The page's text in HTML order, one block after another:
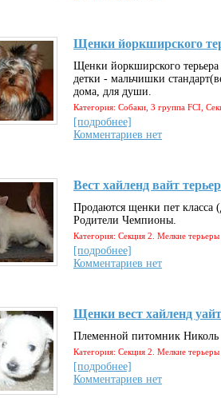
Щенки йоркширского
Щенки йоркширского
детки - мальчишки
дома, для души.
Категория: Собаки, 3 группа FCI,
[подробнее]
Комментариев нет
Вест хайленд вайт
Продаются щенки пет класса
Родители Чемпионы.
Категория: Секция 2. Мелкие
[подробнее]
Комментариев нет
Щенки вест хайленд
Племенной питомник Николь
Категория: Секция 2. Мелкие
[подробнее]
Комментариев нет